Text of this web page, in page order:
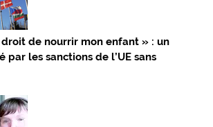
droit de nourrir mon enfant » : un
par les sanctions de l’UE sans